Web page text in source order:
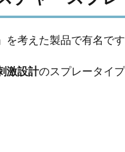
を考えた製品で有名です
激設計のスプレータイ